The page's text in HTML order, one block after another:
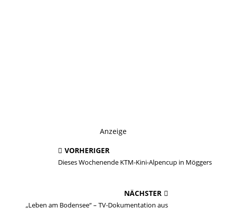
Anzeige
VORHERIGER
Dieses Wochenende KTM-Kini-Alpencup in Möggers
NÄCHSTER
„Leben am Bodensee“ – TV-Dokumentation aus